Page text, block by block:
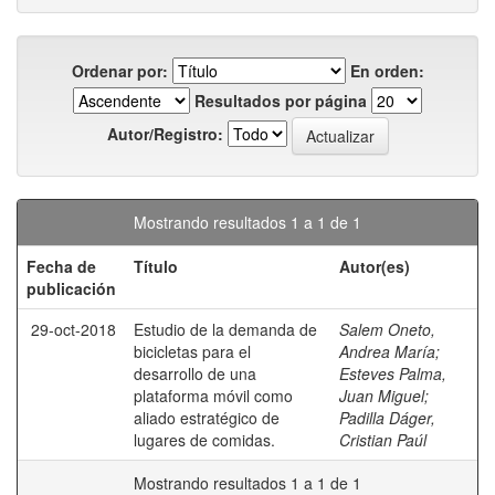
Ordenar por:
En orden:
Resultados por página
Autor/Registro:
Mostrando resultados 1 a 1 de 1
Fecha de
publicación
Título Autor(es)
29-oct-2018
Estudio de la demanda de
bicicletas para el
desarrollo de una
plataforma móvil como
aliado estratégico de
lugares de comidas.
Salem Oneto,
Andrea María;
Esteves Palma,
Juan Miguel;
Padilla Dáger,
Cristian Paúl
Mostrando resultados 1 a 1 de 1